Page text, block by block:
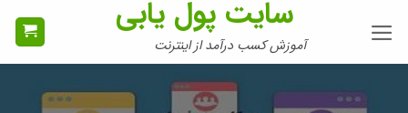
سایت پول یابی
آموزش کسب درآمد از اینترنت